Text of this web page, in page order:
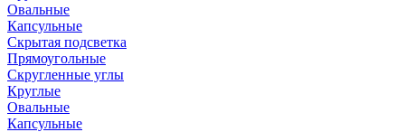
Овальные
Капсульные
Скрытая подсветка
Прямоугольные
Скругленные углы
Круглые
Овальные
Капсульные